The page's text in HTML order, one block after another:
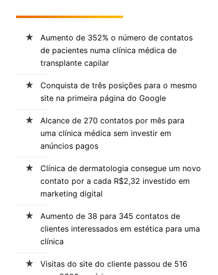
Aumento de 352% o número de contatos
de pacientes numa clínica médica de
transplante capilar
Conquista de três posições para o mesmo
site na primeira página do Google
Alcance de 270 contatos por mês para
uma clínica médica sem investir em
anúncios pagos
Clínica de dermatologia consegue um novo
contato por a cada R$2,32 investido em
marketing digital
Aumento de 38 para 345 contatos de
clientes interessados em estética para uma
clínica
Visitas do site do cliente passou de 516